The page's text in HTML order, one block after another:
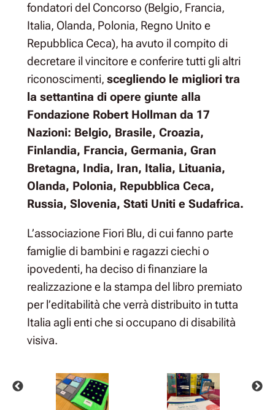
fondatori del Concorso (Belgio, Francia,
Italia, Olanda, Polonia, Regno Unito e
Repubblica Ceca), ha avuto il compito di
decretare il vincitore e conferire tutti gli altri
riconoscimenti, scegliendo le migliori tra
la settantina di opere giunte alla
Fondazione Robert Hollman da 17
Nazioni: Belgio, Brasile, Croazia,
Finlandia, Francia, Germania, Gran
Bretagna, India, Iran, Italia, Lituania,
Olanda, Polonia, Repubblica Ceca,
Russia, Slovenia, Stati Uniti e Sudafrica.
L’associazione Fiori Blu, di cui fanno parte
famiglie di bambini e ragazzi ciechi o
ipovedenti, ha deciso di finanziare la
realizzazione e la stampa del libro premiato
per l’editabilità che verrà distribuito in tutta
Italia agli enti che si occupano di disabilità
visiva.